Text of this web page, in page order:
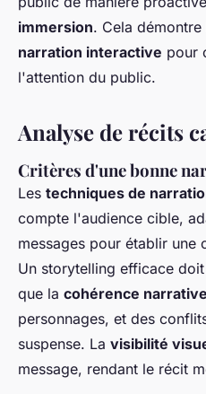
immersion. Cela
narration interactive pour
l'attention du public.
Analyse de récits
Critères d'une bonne
Les techniques de
compte l'audience cible,
messages pour établir une
Un storytelling efficace
que la cohérence narrative
personnages, et des
suspense. La visibilité
message, rendant le récit